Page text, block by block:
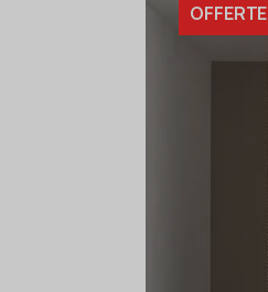
OFFERTE